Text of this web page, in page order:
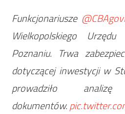
Funkcjonariusze
Wielkopolskiego
Poznaniu. Trwa
dotyczącej inwestycji w
prowadziło analizę
dokumentów.